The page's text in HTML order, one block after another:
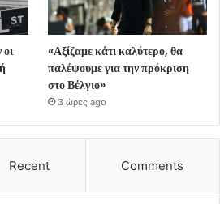
«Αξίζαμε κάτι καλύτερο, θα
παλέψουμε για την πρόκριση
στο Βέλγιο»
3 ώρες ago
Recent Comments